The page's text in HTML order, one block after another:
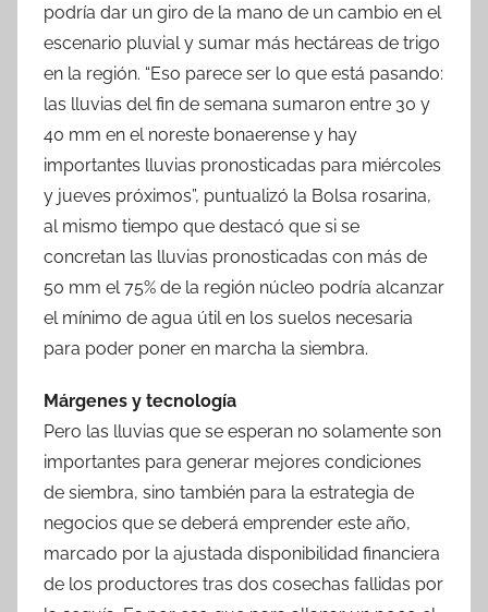
podría dar un giro de la mano de un cambio en el
escenario pluvial y sumar más hectáreas de trigo
en la región. “Eso parece ser lo que está pasando:
las lluvias del fin de semana sumaron entre 30 y
40 mm en el noreste bonaerense y hay
importantes lluvias pronosticadas para miércoles
y jueves próximos”, puntualizó la Bolsa rosarina,
al mismo tiempo que destacó que si se
concretan las lluvias pronosticadas con más de
50 mm el 75% de la región núcleo podría alcanzar
el mínimo de agua útil en los suelos necesaria
para poder poner en marcha la siembra.
Márgenes y tecnología
Pero las lluvias que se esperan no solamente son
importantes para generar mejores condiciones
de siembra, sino también para la estrategia de
negocios que se deberá emprender este año,
marcado por la ajustada disponibilidad financiera
de los productores tras dos cosechas fallidas por